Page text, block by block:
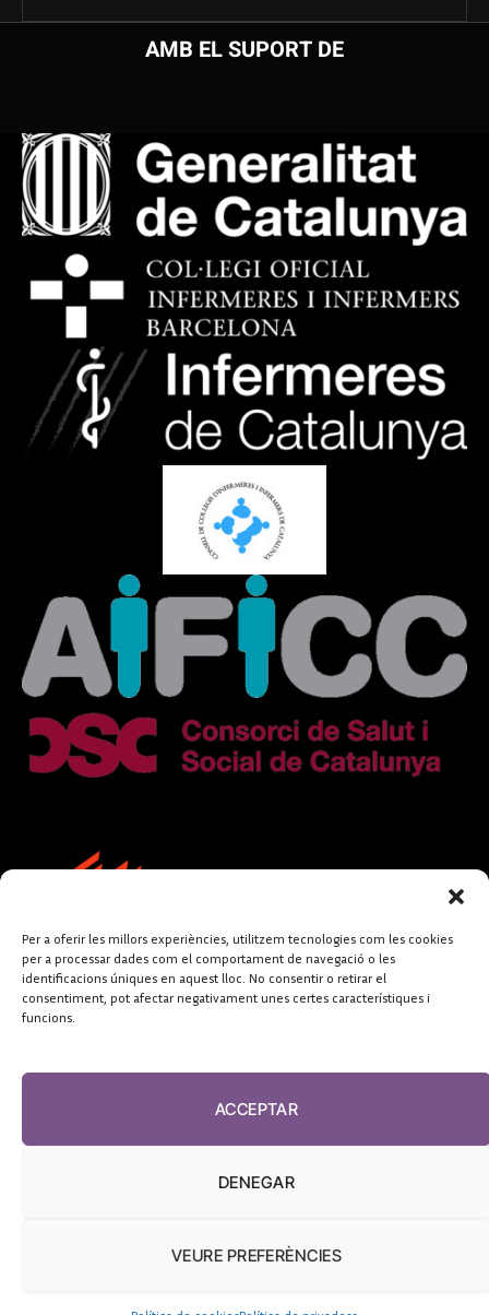
Per a oferir les millors experiències, utilitzem tecnologies com les cookies
per a processar dades com el comportament de navegació o les
identificacions úniques en aquest lloc. No consentir o retirar el
consentiment, pot afectar negativament unes certes característiques i
funcions.
ACCEPTAR
DENEGAR
VEURE PREFERÈNCIES
AMB EL SUPORT DE
FUNDACIÓ